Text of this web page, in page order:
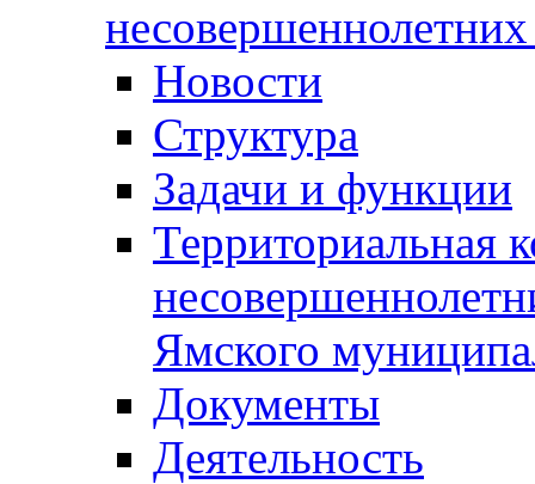
Новости
Структура
Задачи и функции
Территориальная
Ямского
Документы
Деятельность